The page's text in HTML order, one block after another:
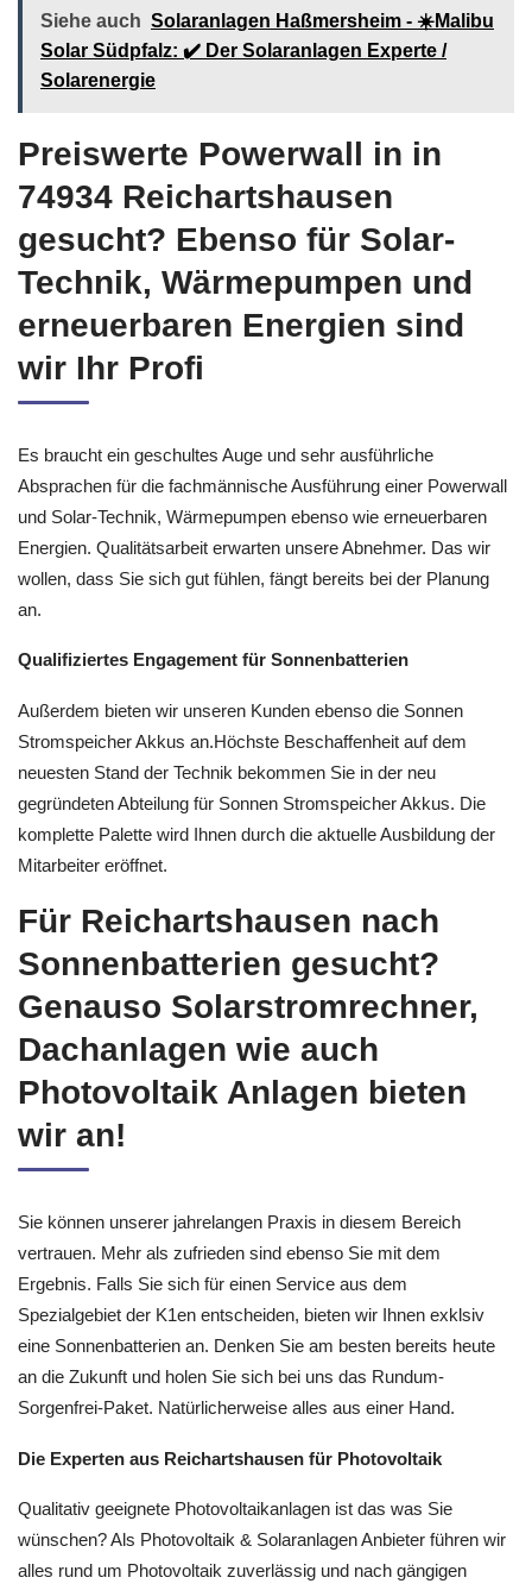
Siehe auch Solaranlagen Haßmersheim - ☀️Malibu
Solar Südpfalz: ✔️ Der Solaranlagen Experte /
Solarenergie
Preiswerte Powerwall in in
74934 Reichartshausen
gesucht? Ebenso für Solar-
Technik, Wärmepumpen und
erneuerbaren Energien sind
wir Ihr Profi
Es braucht ein geschultes Auge und sehr ausführliche
Absprachen für die fachmännische Ausführung einer Powerwall
und Solar-Technik, Wärmepumpen ebenso wie erneuerbaren
Energien. Qualitätsarbeit erwarten unsere Abnehmer. Das wir
wollen, dass Sie sich gut fühlen, fängt bereits bei der Planung
an.
Qualifiziertes Engagement für Sonnenbatterien
Außerdem bieten wir unseren Kunden ebenso die Sonnen
Stromspeicher Akkus an.Höchste Beschaffenheit auf dem
neuesten Stand der Technik bekommen Sie in der neu
gegründeten Abteilung für Sonnen Stromspeicher Akkus. Die
komplette Palette wird Ihnen durch die aktuelle Ausbildung der
Mitarbeiter eröffnet.
Für Reichartshausen nach
Sonnenbatterien gesucht?
Genauso Solarstromrechner,
Dachanlagen wie auch
Photovoltaik Anlagen bieten
wir an!
Sie können unserer jahrelangen Praxis in diesem Bereich
vertrauen. Mehr als zufrieden sind ebenso Sie mit dem
Ergebnis. Falls Sie sich für einen Service aus dem
Spezialgebiet der K1en entscheiden, bieten wir Ihnen exklsiv
eine Sonnenbatterien an. Denken Sie am besten bereits heute
an die Zukunft und holen Sie sich bei uns das Rundum-
Sorgenfrei-Paket. Natürlicherweise alles aus einer Hand.
Die Experten aus Reichartshausen für Photovoltaik
Qualitativ geeignete Photovoltaikanlagen ist das was Sie
wünschen? Als Photovoltaik & Solaranlagen Anbieter führen wir
alles rund um Photovoltaik zuverlässig und nach gängigen